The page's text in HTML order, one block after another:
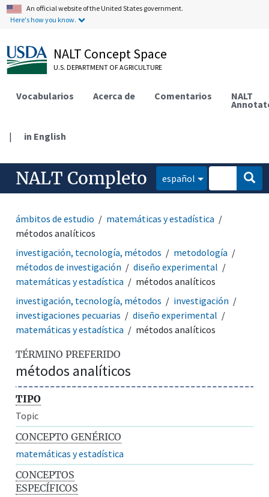
An official website of the United States government.
Here's how you know.
NALT Concept Space
U.S. DEPARTMENT OF AGRICULTURE
Vocabularios Acerca de Comentarios NALT
| in English
NALT Completo español
ámbitos de estudio
matemáticas y estadística
métodos analíticos
investigación, tecnología, métodos
metodología
métodos de investigación
diseño experimental
matemáticas y estadística
métodos analíticos
investigación, tecnología, métodos
investigación
investigaciones pecuarias
diseño experimental
matemáticas y estadística
métodos analíticos
TÉRMINO PREFERIDO
métodos analíticos
TIPO
Topic
CONCEPTO GENÉRICO
matemáticas y estadística
CONCEPTOS
ESPECÍFICOS